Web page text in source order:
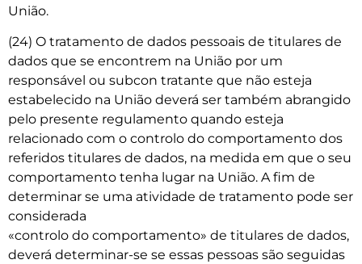
União.
(24) O tratamento de dados pessoais de titulares de
dados que se encontrem na União por um
responsável ou subcon­ tratante que não esteja
estabelecido na União deverá ser também abrangido
pelo presente regulamento quando esteja
relacionado com o controlo do comportamento dos
referidos titulares de dados, na medida em que o seu
comportamento tenha lugar na União. A fim de
determinar se uma atividade de tratamento pode ser
considerada
«controlo do comportamento» de titulares de dados,
deverá determinar-se se essas pessoas são seguidas